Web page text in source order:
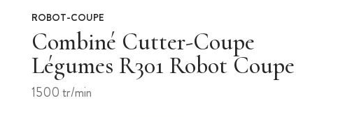
ROBOT-COUPE
Combiné Cutter-Coupe
Légumes R301 Robot Coupe
1500 tr/min